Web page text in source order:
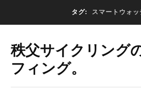
タグ: スマートウォッ
秩父サイクリング
フィング。